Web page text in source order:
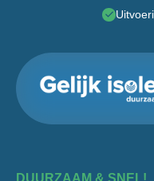
DUURZAAM & SNEL!